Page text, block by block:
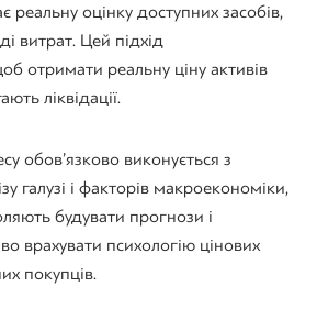
реальну оцінку доступних засобів,
витрат. Цей підхід
отримати реальну ціну активів
ліквідації.
обов’язково виконується з
галузі і факторів макроекономіки,
будувати прогнози і
врахувати психологію цінових
покупців.